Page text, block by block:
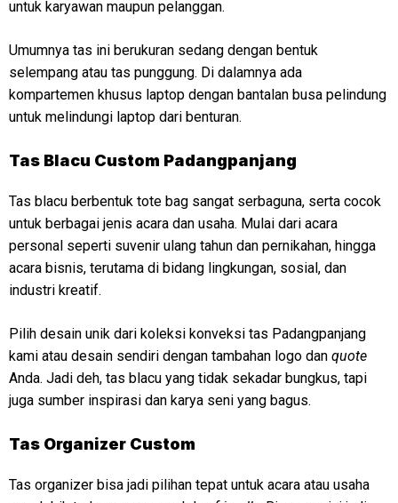
untuk karyawan maupun pelanggan.
Umumnya tas ini berukuran sedang dengan bentuk
selempang atau tas punggung. Di dalamnya ada
kompartemen khusus laptop dengan bantalan busa pelindung
untuk melindungi laptop dari benturan.
Tas Blacu Custom Padangpanjang
Tas blacu berbentuk tote bag sangat serbaguna, serta cocok
untuk berbagai jenis acara dan usaha. Mulai dari acara
personal seperti suvenir ulang tahun dan pernikahan, hingga
acara bisnis, terutama di bidang lingkungan, sosial, dan
industri kreatif.
Pilih desain unik dari koleksi konveksi tas Padangpanjang
kami atau desain sendiri dengan tambahan logo dan quote
Anda. Jadi deh, tas blacu yang tidak sekadar bungkus, tapi
juga sumber inspirasi dan karya seni yang bagus.
Tas Organizer Custom
Tas organizer bisa jadi pilihan tepat untuk acara atau usaha